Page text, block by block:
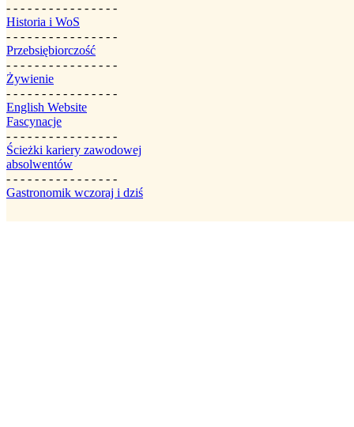
- - - - - - - - - - - - - - - -
Historia i WoS
- - - - - - - - - - - - - - - -
Przebsiębiorczość
- - - - - - - - - - - - - - - -
Żywienie
- - - - - - - - - - - - - - - -
English Website
Fascynacje
- - - - - - - - - - - - - - - -
Ścieżki kariery zawodowej
absolwentów
- - - - - - - - - - - - - - - -
Gastronomik wczoraj i dziś